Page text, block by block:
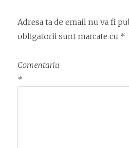
Adresa ta de email nu va fi
obligatorii sunt marcate cu *
Comentariu
*